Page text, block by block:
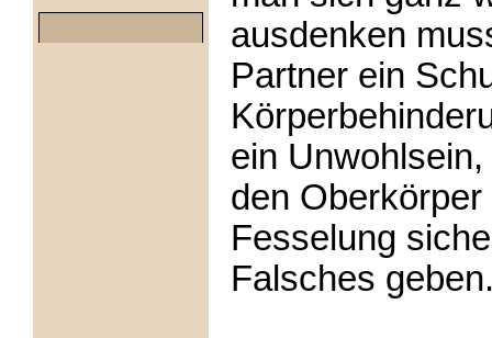
ausdenken
Partner ein
ein
den
Fesselung
Falsches